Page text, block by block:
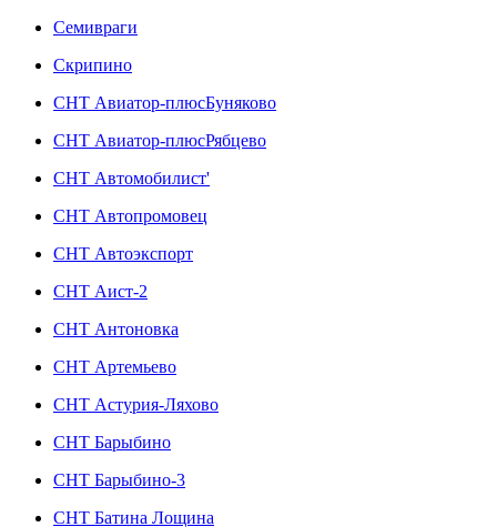
Семивраги
Скрипино
СНТ Авиатор-плюсБуняково
СНТ Авиатор-плюсРябцево
СНТ Автомобилист'
СНТ Автопромовец
СНТ Автоэкспорт
СНТ Аист-2
СНТ Антоновка
СНТ Артемьево
СНТ Астурия-Ляхово
СНТ Барыбино
СНТ Барыбино-3
СНТ Батина Лощина